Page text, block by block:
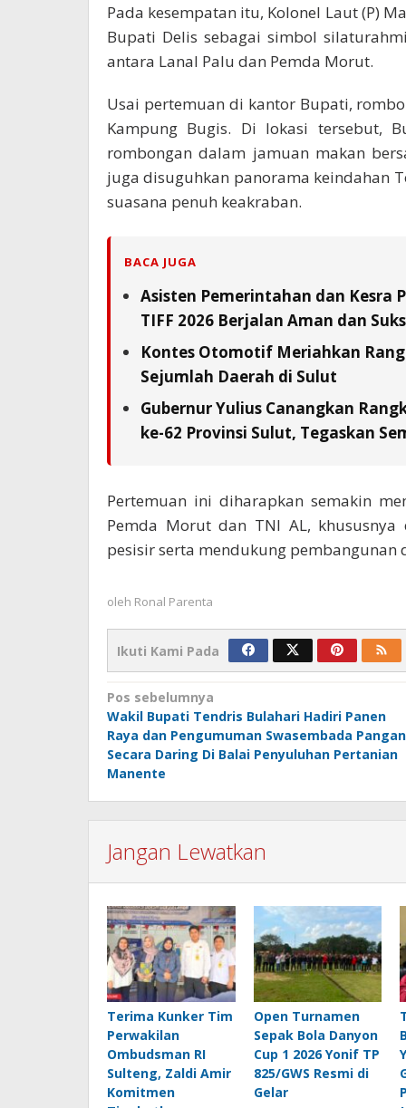
Pada kesempatan itu, Kolonel Laut (P)
Bupati Delis sebagai simbol
antara Lanal Palu dan Pemda Morut.
Usai pertemuan di kantor Bupati,
Kampung Bugis. Di lokasi tersebut,
rombongan dalam jamuan makan
juga disuguhkan panorama keindahan
suasana penuh keakraban.
BACA JUGA
Asisten Pemerintahan dan Kesra
TIFF 2026 Berjalan Aman dan
Kontes Otomotif Meriahkan
Sejumlah Daerah di Sulut
Gubernur Yulius Canangkan
ke-62 Provinsi Sulut, Tegaskan
Pertemuan ini diharapkan semakin
Pemda Morut dan TNI AL,
pesisir serta mendukung pembangunan
oleh Ronal Parenta
Ikuti Kami Pada
Navigasi
pos
Pos sebelumnya
Wakil Bupati Tendris Bulahari Hadiri Panen
Raya dan Pengumuman Swasembada Pangan
Secara Daring Di Balai Penyuluhan Pertanian
Manente
Jangan Lewatkan
Terima Kunker Tim
Perwakilan
Ombudsman RI
Sulteng, Zaldi Amir
Komitmen
Open Turnamen
Sepak Bola Danyon
Cup 1 2026 Yonif TP
825/GWS Resmi di
Gelar